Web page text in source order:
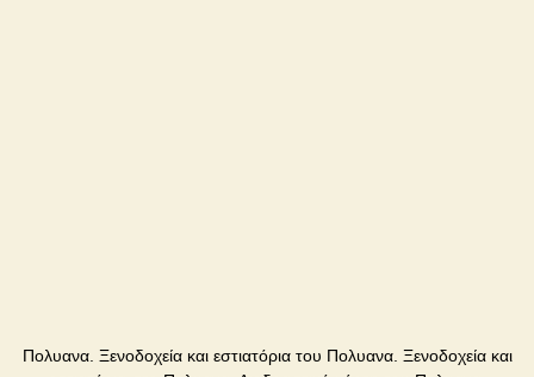
Πολυανα. Ξενοδοχεία και εστιατόρια του Πολυανα. Ξενοδοχεία και